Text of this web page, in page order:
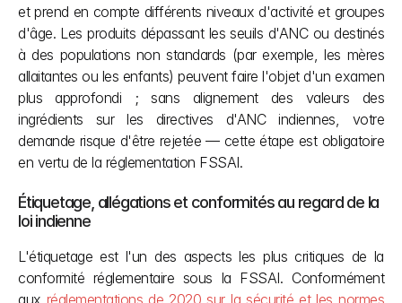
et prend en compte différents niveaux d'activité et groupes
d'âge. Les produits dépassant les seuils d'ANC ou destinés
à des populations non standards (par exemple, les mères
allaitantes ou les enfants) peuvent faire l'objet d'un examen
plus approfondi ; sans alignement des valeurs des
ingrédients sur les directives d'ANC indiennes, votre
demande risque d'être rejetée — cette étape est obligatoire
en vertu de la réglementation FSSAI.
Étiquetage, allégations et conformités au regard de la
loi indienne
L'étiquetage est l'un des aspects les plus critiques de la
conformité réglementaire sous la FSSAI. Conformément
aux réglementations de 2020 sur la sécurité et les normes